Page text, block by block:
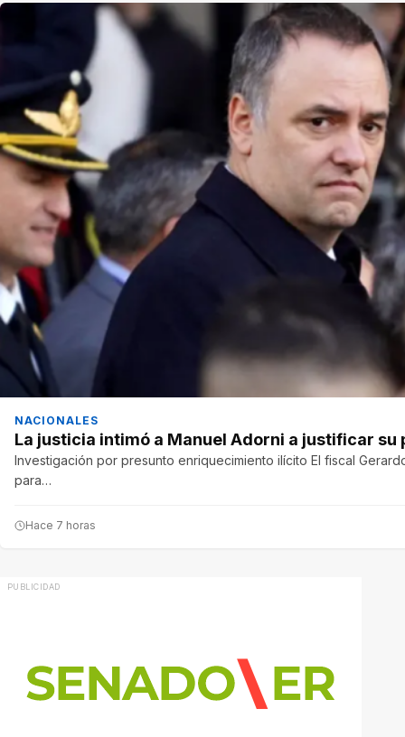
NACIONALES
La justicia intimó a Manuel Adorni a justificar su
Investigación por presunto enriquecimiento ilícito El fiscal
para…
Hace 7 horas